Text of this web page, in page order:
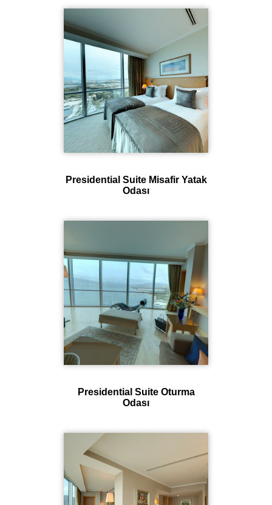
Presidential Suite Misafir Yatak
Odası
Presidential Suite Oturma
Odası